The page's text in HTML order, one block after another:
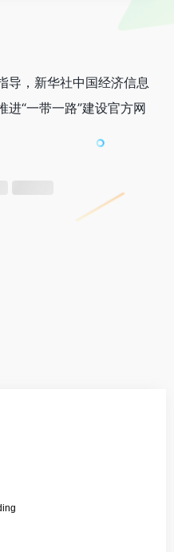
导，新华社中国经济信息
“一带一路”建设官方网